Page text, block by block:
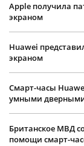
Apple получила
экраном
Huawei
экраном
Смарт-часы
умными
Британское МВД
помощи смарт-